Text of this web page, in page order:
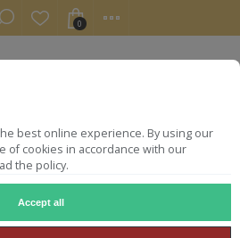
best online experience. By using our
of cookies in accordance with our
the policy.
Accept all
0